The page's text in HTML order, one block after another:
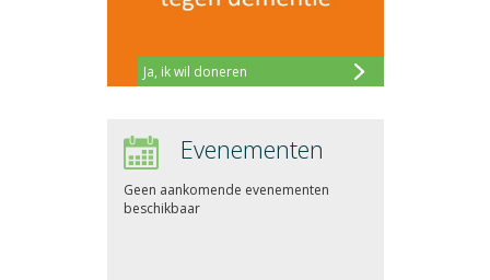
Ja, ik wil doneren
Evenementen
Geen aankomende evenementen
beschikbaar